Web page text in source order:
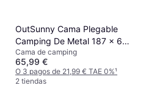
OutSunny Cama Plegable
Camping De Metal 187 x 67 x
37 cm
Cama de camping
65,99 €
O 3 pagos de 21,99 € TAE 0%¹
2 tiendas